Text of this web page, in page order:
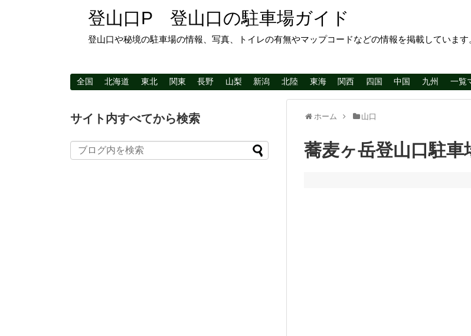
登山口P 登山口の駐車場ガイド
登山口や秘境の駐車場の情報、写真、トイレの有無やマップコードなどの情報を掲載しています
全国 北海道 東北 関東 長野 山梨 新潟 北陸 東海 関西 四国 中国 九州 一覧
ホーム 山口
蕎麦ヶ岳登山口駐車
サイト内すべてから検索